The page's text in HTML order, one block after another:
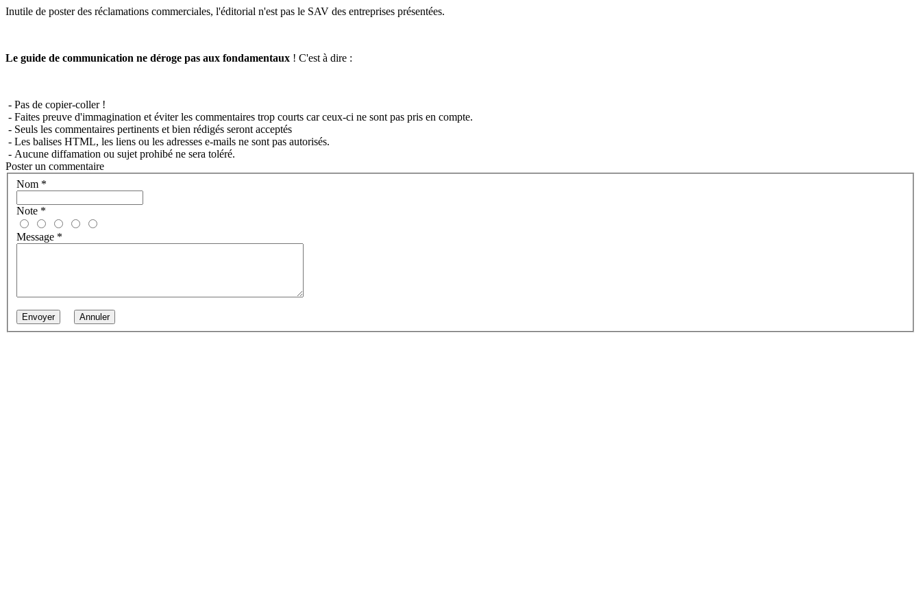
Inutile de poster des réclamations commerciales, l'éditorial n'est pas le SAV des entreprises présentées.
Le guide de communication ne déroge pas aux fondamentaux ! C'est à dire :
- Pas de copier-coller !
- Faites preuve d'immagination et éviter les commentaires trop courts car ceux-ci ne sont pas pris en compte.
- Seuls les commentaires pertinents et bien rédigés seront acceptés
- Les balises HTML, les liens ou les adresses e-mails ne sont pas autorisés.
- Aucune diffamation ou sujet prohibé ne sera toléré.
Poster un commentaire
Nom *
Note *
Message *